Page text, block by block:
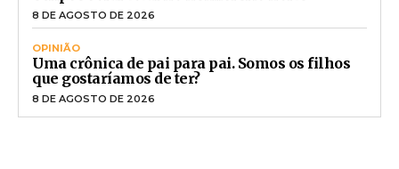
8 DE AGOSTO DE 2026
OPINIÃO
Uma crônica de pai para pai. Somos os filhos
que gostaríamos de ter?
8 DE AGOSTO DE 2026